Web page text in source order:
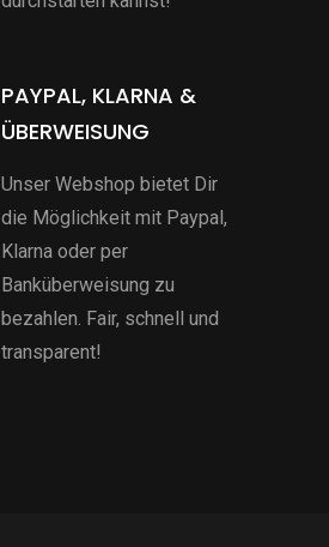
PAYPAL, KLARNA &
ÜBERWEISUNG
Unser Webshop bietet Dir
die Möglichkeit mit Paypal,
Klarna oder per
Banküberweisung zu
bezahlen. Fair, schnell und
transparent!